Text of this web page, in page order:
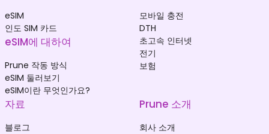
eSIM
인도 SIM 카드
eSIM에 대하여
Prune 작동 방식
eSIM 둘러보기
eSIM이란 무엇인가요?
모바일 충전
DTH
초고속 인터넷
전기
보험
자료
블로그
Prune 소개
회사 소개